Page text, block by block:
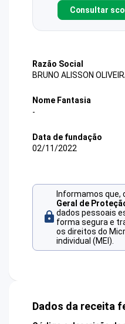
Consultar
Razão Social
BRUNO ALISSON
Nome Fantasia
-
Data de fundação
02/11/2022
Informamos que,
Geral de
dados pessoais
forma segura e
os direitos do
individual (MEI).
Dados da receita